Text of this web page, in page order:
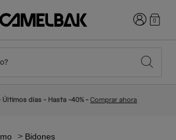
Iniciar0
Últimos días - Hasta -40% -Comprar ahora
Bidones